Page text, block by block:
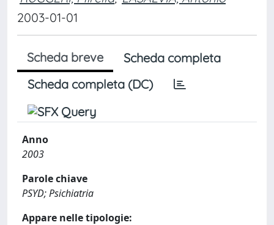
2003-01-01
Scheda breve
Scheda completa
Scheda completa (DC)
Anno
2003
Parole chiave
PSYD; Psichiatria
Appare nelle tipologie: